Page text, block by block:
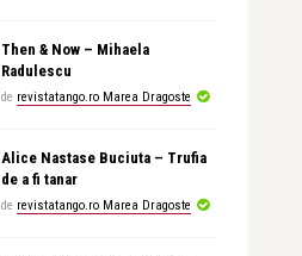
Then & Now – Mihaela
Radulescu
de revistatango.ro Marea Dragoste
Alice Nastase Buciuta – Trufia
de a fi tanar
de revistatango.ro Marea Dragoste